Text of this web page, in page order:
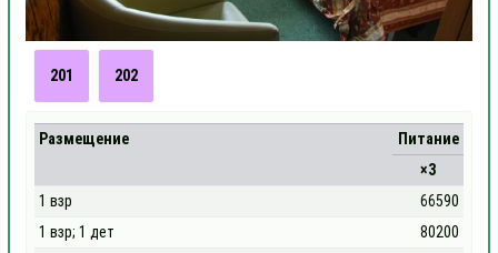
201 202
Размещение
Питание
×3
1 взр
66590
1 взр; 1 дет
80200